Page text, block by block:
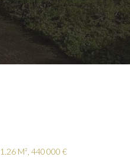
M², 440 000 €